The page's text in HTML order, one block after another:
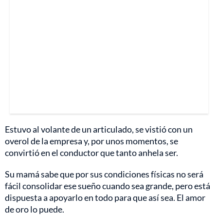
Estuvo al volante de un articulado, se vistió con un
overol de la empresa y, por unos momentos, se
convirtió en el conductor que tanto anhela ser.
Su mamá sabe que por sus condiciones físicas no será
fácil consolidar ese sueño cuando sea grande, pero está
dispuesta a apoyarlo en todo para que así sea. El amor
de oro lo puede.